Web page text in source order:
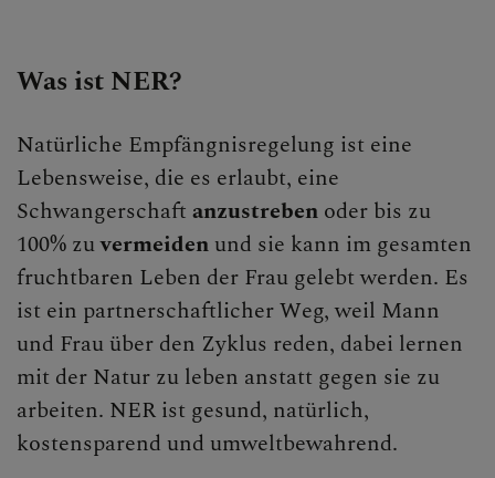
Pfarren
Medienplattform
Kontakt
Caritas St. Pölten & NÖ-West
Familie
Hauskirche
Familienfonds
Natürliche
Empfängnisregelung
Was ist NER?
Natürliche Empfängnisregelung ist eine
Lebensweise, die es erlaubt, eine
Schwangerschaft anzustreben oder bis zu
100% zuvermeidenund sie kann im gesamten
fruchtbaren Leben der Frau gelebt werden. Es
ist ein partnerschaftlicher Weg, weil Mann
und Frau über den Zyklus reden, dabei lernen
mit der Natur zu leben anstatt gegen sie zu
arbeiten. NER ist gesund, natürlich,
kostensparend und umweltbewahrend.